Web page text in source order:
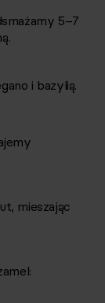
5–7
i bazylią.
mieszając